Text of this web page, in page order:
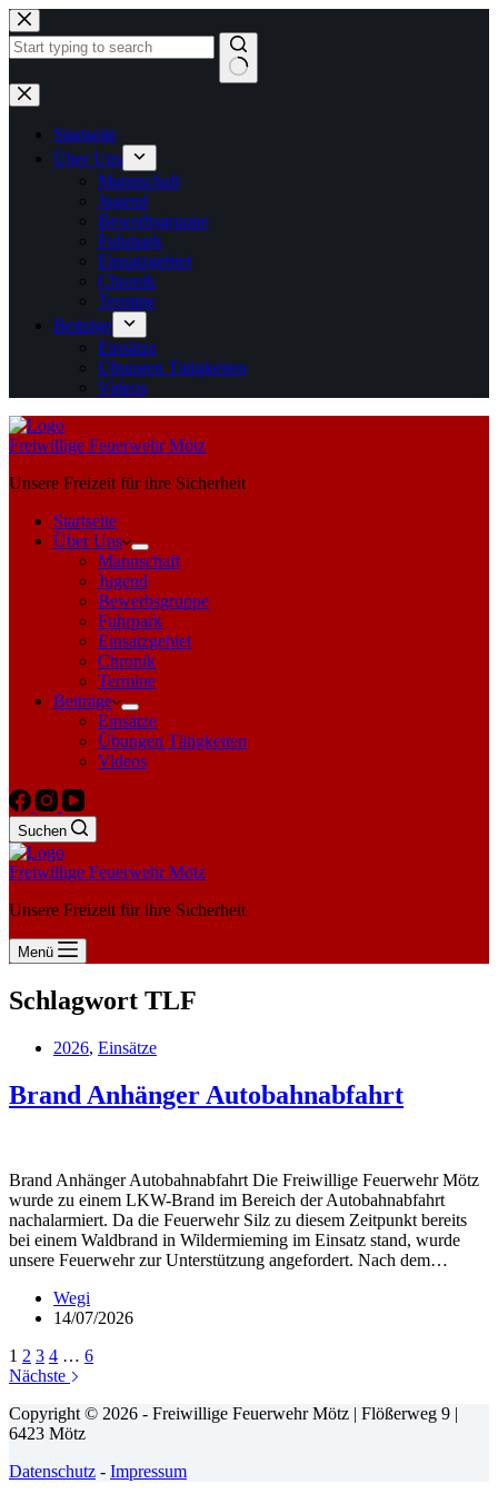
Zum
Inhalt
springen
Keine
Ergebnisse
Startseite
Über Uns
Mannschaft
Jugend
Bewerbsgruppe
Fuhrpark
Einsatzgebiet
Chronik
Termine
Beiträge
Einsätze
Übungen Tätigkeiten
Videos
Freiwillige Feuerwehr Mötz
Unsere Freizeit für ihre Sicherheit
Startseite
Über Uns
Mannschaft
Jugend
Bewerbsgruppe
Fuhrpark
Einsatzgebiet
Chronik
Termine
Beiträge
Einsätze
Übungen Tätigkeiten
Videos
Suchen
Freiwillige Feuerwehr Mötz
Unsere Freizeit für ihre Sicherheit
Menü
Schlagwort TLF
2026, Einsätze
Brand Anhänger Autobahnabfahrt
Brand Anhänger Autobahnabfahrt Die Freiwillige Feuerwehr Mötz
wurde zu einem LKW-Brand im Bereich der Autobahnabfahrt
nachalarmiert. Da die Feuerwehr Silz zu diesem Zeitpunkt bereits
bei einem Waldbrand in Wildermieming im Einsatz stand, wurde
unsere Feuerwehr zur Unterstützung angefordert. Nach dem…
Wegi
14/07/2026
1 2 3 4 … 6
Nächste
Copyright © 2026 - Freiwillige Feuerwehr Mötz | Flößerweg 9 |
6423 Mötz
Datenschutz - Impressum